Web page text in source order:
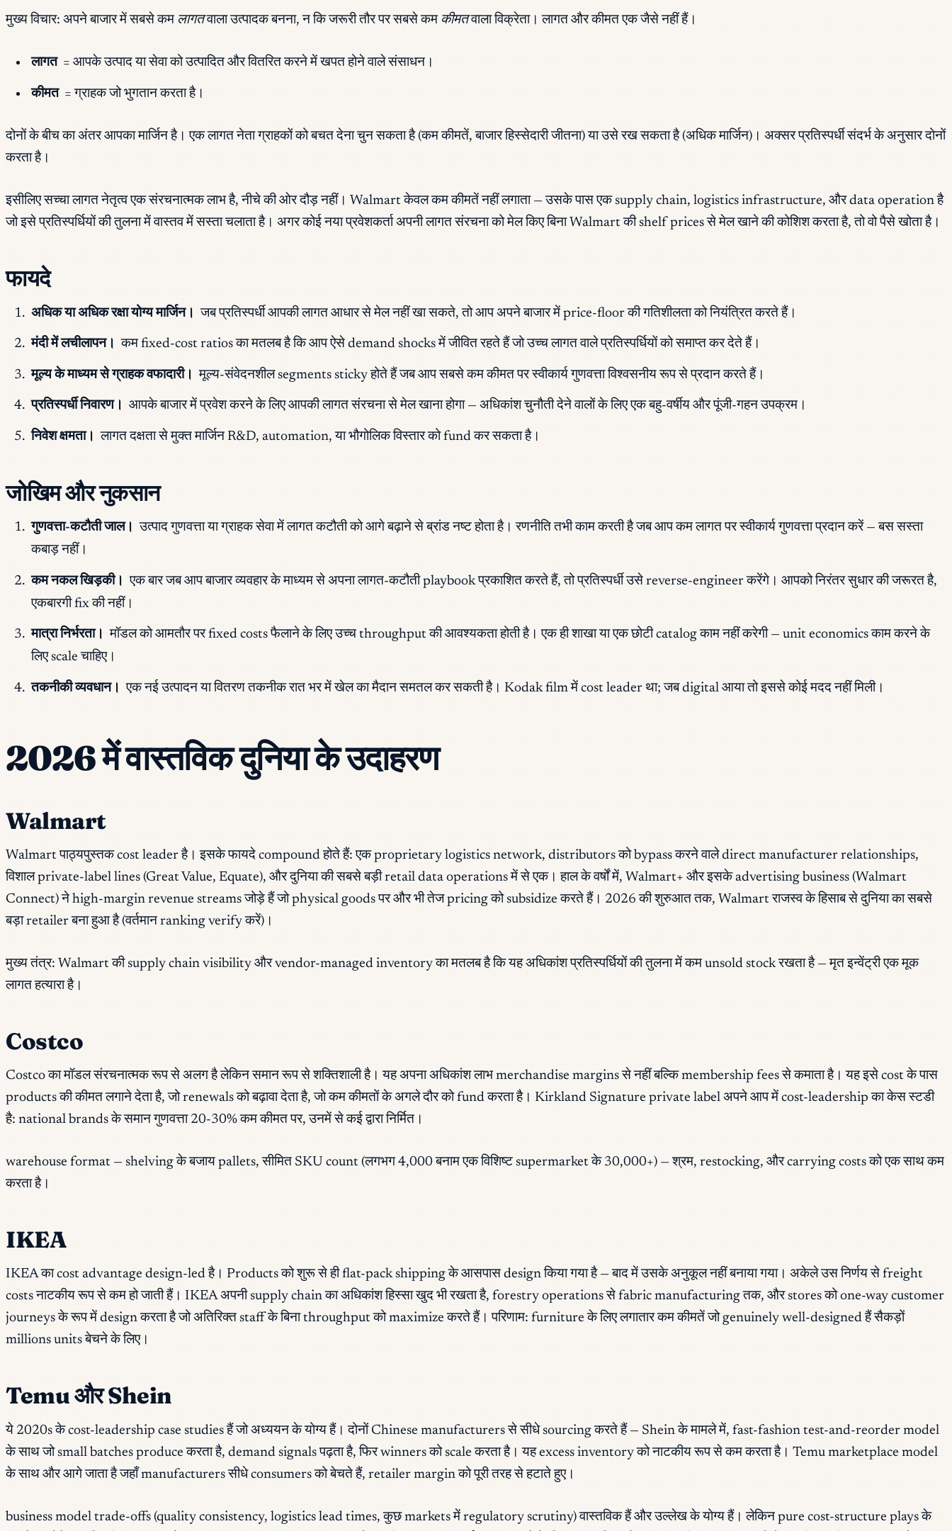
मुख्य विचार: अपने बाजार में सबसे कम लागतवाला उत्पादक बनना, न कि जरूरी तौर पर सबसे कम कीमतवाला विक्रेता। लागत और कीमत एक जैसे नहीं हैं।
लागत = आपके उत्पाद या सेवा को उत्पादित और वितरित करने में खपत होने वाले संसाधन।
कीमत = ग्राहक जो भुगतान करता है।
दोनों के बीच का अंतर आपका मार्जिन है। एक लागत नेता ग्राहकों को बचत देना चुन सकता है (कम कीमतें, बाजार हिस्सेदारी जीतना) या उसे रख सकता है (अधिक मार्जिन)। अक्सर प्रतिस्पर्धी संदर्भ के अनुसार दोनों
करता है।
इसीलिए सच्चा लागत नेतृत्व एक संरचनात्मक लाभ है, नीचे की ओर दौड़ नहीं। Walmart केवल कम कीमतें नहीं लगाता — उसके पास एक supply chain, logistics infrastructure, और data operation है
जो इसे प्रतिस्पर्धियों की तुलना में वास्तव में सस्ता चलाता है। अगर कोई नया प्रवेशकर्ता अपनी लागत संरचना को मेल किए बिना Walmart की shelf prices से मेल खाने की कोशिश करता है, तो वो पैसे खोता है।
फायदे
अधिक या अधिक रक्षा योग्य मार्जिन। जब प्रतिस्पर्धी आपकी लागत आधार से मेल नहीं खा सकते, तो आप अपने बाजार में price-floor की गतिशीलता को नियंत्रित करते हैं।
मंदी में लचीलापन। कम fixed-cost ratios का मतलब है कि आप ऐसे demand shocks में जीवित रहते हैं जो उच्च लागत वाले प्रतिस्पर्धियों को समाप्त कर देते हैं।
मूल्य के माध्यम से ग्राहक वफादारी। मूल्य-संवेदनशील segments sticky होते हैं जब आप सबसे कम कीमत पर स्वीकार्य गुणवत्ता विश्वसनीय रूप से प्रदान करते हैं।
प्रतिस्पर्धी निवारण। आपके बाजार में प्रवेश करने के लिए आपकी लागत संरचना से मेल खाना होगा — अधिकांश चुनौती देने वालों के लिए एक बहु-वर्षीय और पूंजी-गहन उपक्रम।
निवेश क्षमता। लागत दक्षता से मुक्त मार्जिन R&D, automation, या भौगोलिक विस्तार को fund कर सकता है।
जोखिम और नुकसान
गुणवत्ता-कटौती जाल। उत्पाद गुणवत्ता या ग्राहक सेवा में लागत कटौती को आगे बढ़ाने से ब्रांड नष्ट होता है। रणनीति तभी काम करती है जब आप कम लागत पर स्वीकार्य गुणवत्ता प्रदान करें — बस सस्ता
कबाड़ नहीं।
कम नकल खिड़की। एक बार जब आप बाजार व्यवहार के माध्यम से अपना लागत-कटौती playbook प्रकाशित करते हैं, तो प्रतिस्पर्धी उसे reverse-engineer करेंगे। आपको निरंतर सुधार की जरूरत है,
एकबारगी fix की नहीं।
मात्रा निर्भरता।
मॉडल को आमतौर पर fixed costs फैलाने के लिए उच्च throughput की आवश्यकता होती है। एक ही शाखा या एक छोटी catalog काम नहीं करेगी — unit economics काम करने के
लिए scale चाहिए।
तकनीकी व्यवधान। एक नई उत्पादन या वितरण तकनीक रात भर में खेल का मैदान समतल कर सकती है। Kodak film में cost leader था; जब digital आया तो इससे कोई मदद नहीं मिली।
2026 में वास्तविक दुनिया के उदाहरण
Walmart
Walmart पाठ्यपुस्तक cost leader है। इसके फायदे compound होते हैं: एक proprietary logistics network, distributors को bypass करने वाले direct manufacturer relationships,
विशाल private-label lines (Great Value, Equate), और दुनिया की सबसे बड़ी retail data operations में से एक। हाल के वर्षों में, Walmart+ और इसके advertising business (Walmart
Connect) ने high-margin revenue streams जोड़े हैं जो physical goods पर और भी तेज pricing को subsidize करते हैं। 2026 की शुरुआत तक, Walmart राजस्व के हिसाब से दुनिया का सबसे
बड़ा retailer बना हुआ है (वर्तमान ranking verify करें)।
मुख्य तंत्र: Walmart की supply chain visibility और vendor-managed inventory का मतलब है कि यह अधिकांश प्रतिस्पर्धियों की तुलना में कम unsold stock रखता है — मृत इन्वेंट्री एक मूक
लागत हत्यारा है।
Costco
Costco का मॉडल संरचनात्मक रूप से अलग है लेकिन समान रूप से शक्तिशाली है। यह अपना अधिकांश लाभ merchandise margins से नहीं बल्कि membership fees से कमाता है। यह इसे cost के पास
products की कीमत लगाने देता है, जो renewals को बढ़ावा देता है, जो कम कीमतों के अगले दौर को fund करता है। Kirkland Signature private label अपने आप में cost-leadership का केस स्टडी
है: national brands के समान गुणवत्ता 20-30% कम कीमत पर, उनमें से कई द्वारा निर्मित।
warehouse format — shelving के बजाय pallets, सीमित SKU count (लगभग 4,000 बनाम एक विशिष्ट supermarket के 30,000+) — श्रम, restocking, और carrying costs को एक साथ कम
करता है।
IKEA
IKEA का cost advantage design-led है। Products को शुरू से ही flat-pack shipping के आसपास design किया गया है — बाद में उसके अनुकूल नहीं बनाया गया। अकेले उस निर्णय से freight
costs नाटकीय रूप से कम हो जाती हैं। IKEA अपनी supply chain का अधिकांश हिस्सा खुद भी रखता है, forestry operations से fabric manufacturing तक, और stores को one-way customer
journeys के रूप में design करता है जो अतिरिक्त staff के बिना throughput को maximize करते हैं। परिणाम: furniture के लिए लगातार कम कीमतें जो genuinely well-designed हैं सैकड़ों
millions units बेचने के लिए।
Temu और Shein
ये 2020s के cost-leadership case studies हैं जो अध्ययन के योग्य हैं। दोनों Chinese manufacturers से सीधे sourcing करते हैं — Shein के मामले में, fast-fashion test-and-reorder model
के साथ जो small batches produce करता है, demand signals पढ़ता है, फिर winners को scale करता है। यह excess inventory को नाटकीय रूप से कम करता है। Temu marketplace model
के साथ और आगे जाता है जहाँ manufacturers सीधे consumers को बेचते हैं, retailer margin को पूरी तरह से हटाते हुए।
business model trade-offs (quality consistency, logistics lead times, कुछ markets में regulatory scrutiny) वास्तविक हैं और उल्लेख के योग्य हैं। लेकिन pure cost-structure plays के